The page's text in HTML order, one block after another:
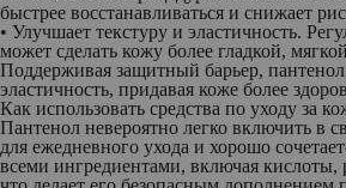
быстрее восстанавливаться и снижает
• Улучшает текстуру и эластичность.
может сделать кожу более гладкой,
Поддерживая защитный барьер,
эластичность, придавая коже более
Как использовать средства по уходу за
Пантенол невероятно легко включить в
для ежедневного ухода и хорошо
всеми ингредиентами, включая